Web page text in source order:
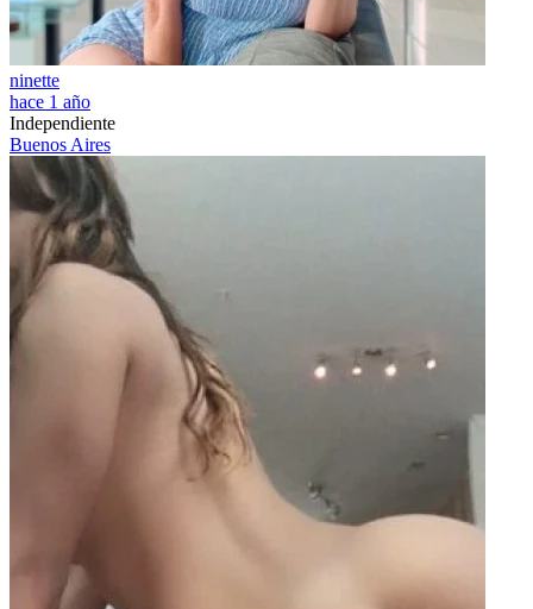
ninette
hace 1 año
Independiente
Buenos Aires